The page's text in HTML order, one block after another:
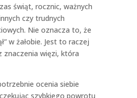
świąt, rocznic, ważnych
czy trudnych
Nie oznacza to, że
w żałobie. Jest to raczej
znaczenia więzi, która
ocenia siebie
szybkiego powrotu